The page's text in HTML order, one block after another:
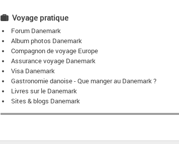
Voyage pratique
Forum Danemark
Album photos Danemark
Compagnon de voyage Europe
Assurance voyage Danemark
Visa Danemark
Gastronomie danoise - Que manger au Danemark ?
Livres sur le Danemark
Sites & blogs Danemark